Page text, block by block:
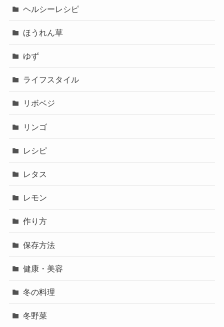
ヘルシーレシピ
ほうれん草
ゆず
ライフスタイル
リボベジ
リンゴ
レシピ
レタス
レモン
作り方
保存方法
健康・美容
冬の料理
冬野菜